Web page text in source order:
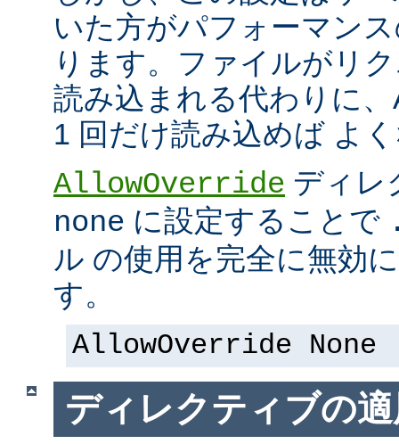
いた方がパフォーマン
ります。ファイルがリ
読み込まれる代わりに
1 回だけ読み込めば よ
AllowOverride ディレ
none に設定することで
ル の使用を完全に無効
す。
AllowOverride None
ディレクティブの